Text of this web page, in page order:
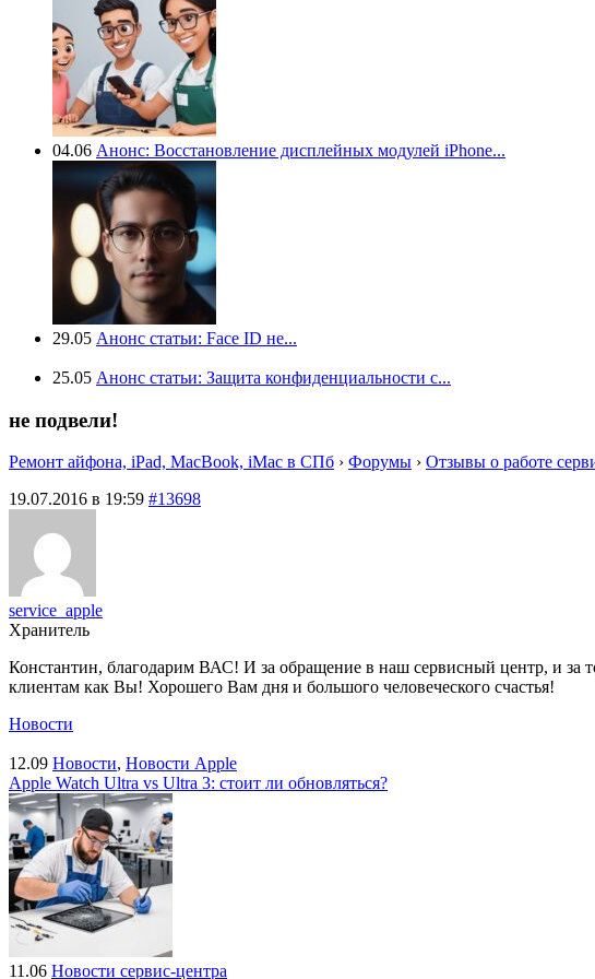
04.06 Анонс: Восстановление дисплейных модулей iPhone...
29.05 Анонс статьи: Face ID не...
25.05 Анонс статьи: Защита конфиденциальности с...
не подвели!
Ремонт айфона, iPad, MacBook, iMac в СПб › Форумы › Отзывы о работе
19.07.2016 в 19:59 #13698
service_apple
Хранитель
Константин, благодарим ВАС! И за обращение в наш сервисный центр, и за
клиентам как Вы! Хорошего Вам дня и большого человеческого счастья!
Новости
12.09 Новости, Новости Apple
Apple Watch Ultra vs Ultra 3: стоит ли обновляться?
11.06 Новости сервис-центра